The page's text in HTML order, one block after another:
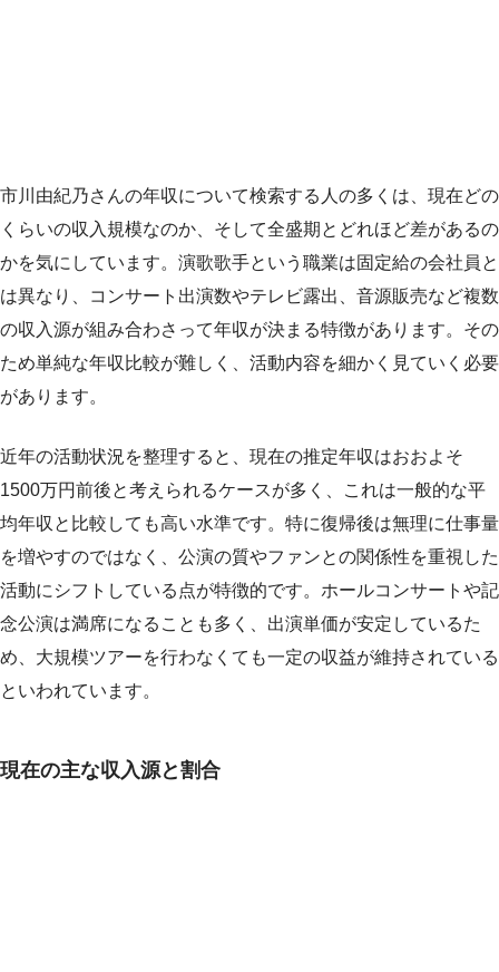
市川由紀乃さんの年収について検索する人の多くは、現在どの
くらいの収入規模なのか、そして全盛期とどれほど差があるの
かを気にしています。演歌歌手という職業は固定給の会社員と
は異なり、コンサート出演数やテレビ露出、音源販売など複数
の収入源が組み合わさって年収が決まる特徴があります。その
ため単純な年収比較が難しく、活動内容を細かく見ていく必要
があります。
近年の活動状況を整理すると、現在の推定年収はおおよそ
1500万円前後と考えられるケースが多く、これは一般的な平
均年収と比較しても高い水準です。特に復帰後は無理に仕事量
を増やすのではなく、公演の質やファンとの関係性を重視した
活動にシフトしている点が特徴的です。ホールコンサートや記
念公演は満席になることも多く、出演単価が安定しているた
め、大規模ツアーを行わなくても一定の収益が維持されている
といわれています。
現在の主な収入源と割合